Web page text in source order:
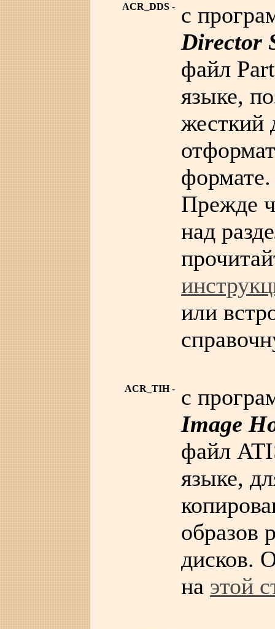
ACR_DDS -
c
Director
файл
языке,
жесткий
формате.
Прежде
над
или
ACR_TIH-
c
Image
файл
языке,
образов
дисков.
на этой